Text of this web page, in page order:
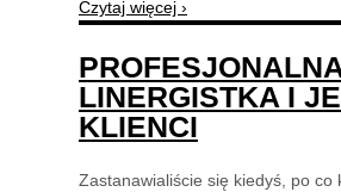
Czytaj więcej ›
LINERGISTKA I
KLIENCI
Zastanawialiście się kiedyś, po co